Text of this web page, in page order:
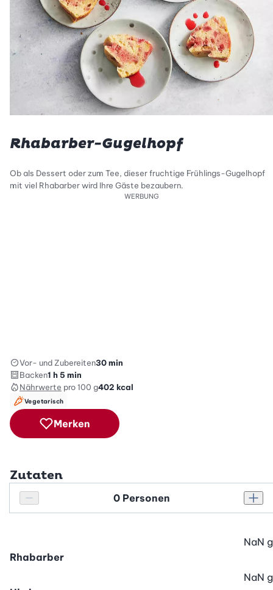
Rhabarber-Gugelhopf
Ob als Dessert oder zum Tee, dieser fruchtige Frühlings-Gugelhopf
mit viel Rhabarber wird Ihre Gäste bezaubern.
WERBUNG
Vor- und Zubereiten30 min
Backen1 h 5 min
Nährwerte pro 100 g402 kcal
Vegetarisch
Merken
Zutaten
Personenanzahl verringern
Personenanzahl
Rhabarber
NaN g
NaN g